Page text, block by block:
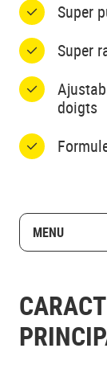
Super
Super
doigts
MENU